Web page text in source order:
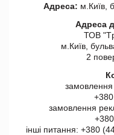
Адреса: м.Київ,
Адреса
ТОВ
м.Київ,
2
замовлення
замовлення
інші питання: +380